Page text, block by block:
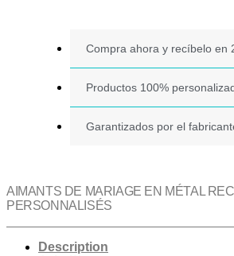
Compra ahora y recíbelo en
Productos 100%
Garantizados por el
AIMANTS DE MARIAGE EN MÉTAL
PERSONNALISÉS
Description